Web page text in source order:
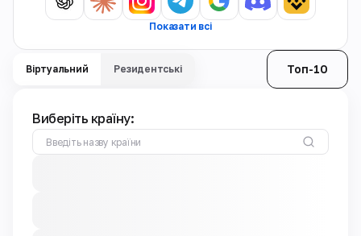
Показати всі
Віртуальний Резидентські Топ-10
Виберіть країну: